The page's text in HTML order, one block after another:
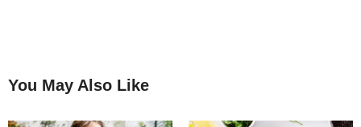
You May Also Like